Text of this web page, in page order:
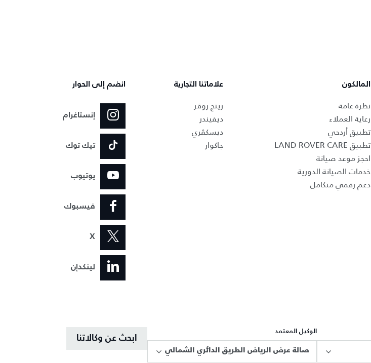
المالكون
نظرة عامة
رعاية العملاء
تطبيق أردحي
تطبيق LAND ROVER CARE
احجز موعد صيانة
خدمات الصيانة الدورية
دعم رقمي متكامل
علاماتنا التجارية
رينج روڤر
ديفيندر
ديسكڤري
جاكوار
انضم إلى الحوار
إنستاغرام
تيك توك
يوتيوب
فيسبوك
X
لينكدإن
الوكيل المعتمد
صالة عرض الرياض الطريق الدائري الشمالي
ابحث عن وكالاتنا